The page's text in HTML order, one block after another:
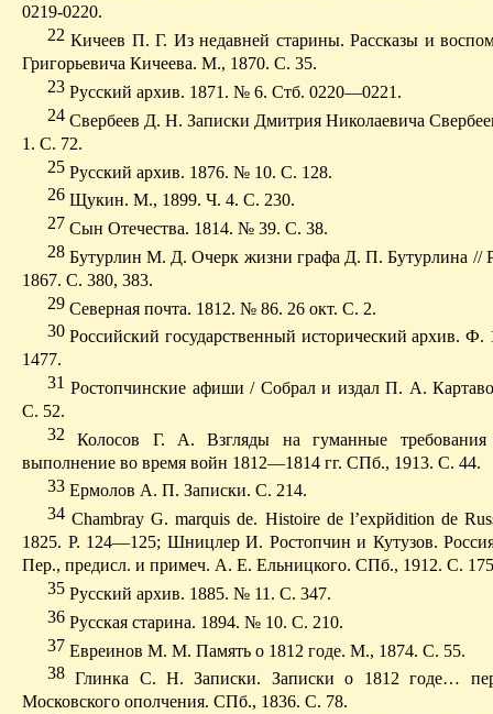
0219-0220.
22Кичеев П. Г. Из недавней старины. Рассказы и
Григорьевича Кичеева. М., 1870. С. 35.
23Русский архив. 1871. № 6. Стб. 0220—0221.
24Свербеев Д. Н. Записки Дмитрия Николаевича
1. С. 72.
25Русский архив. 1876. № 10. С. 128.
26Щукин. М., 1899. Ч. 4. С. 230.
27 Сын Отечества. 1814. № 39. С. 38.
28Бутурлин М. Д. Очерк жизни графа Д. П. Бутурлина //
1867. С. 380, 383.
29Северная почта. 1812. № 86. 26 окт. С. 2.
30Российский государственный исторический архив.
1477.
31 Ростопчинские афиши / Собрал и издал П. А.
С. 52.
32Колосов Г. А. Взгляды на гуманные
выполнение во время войн 1812—1814 гг. СПб., 1913. С. 44.
33 Ермолов А. П. Записки. С. 214.
34Chambray G. marquis de. Histoire de l’expйdition de
1825. P. 124—125; Шницлер И. Ростопчин и Кутузов.
Пер., предисл. и примеч. А. Е. Ельницкого. СПб., 1912. С.
35Русский архив. 1885. № 11. С. 347.
36Русская старина. 1894. № 10. С. 210.
37 Евреинов М. М. Память о 1812 годе. М., 1874. С. 55.
38Глинка С. Н. Записки. Записки о 1812 годе…
Московского ополчения. СПб., 1836. С. 78.